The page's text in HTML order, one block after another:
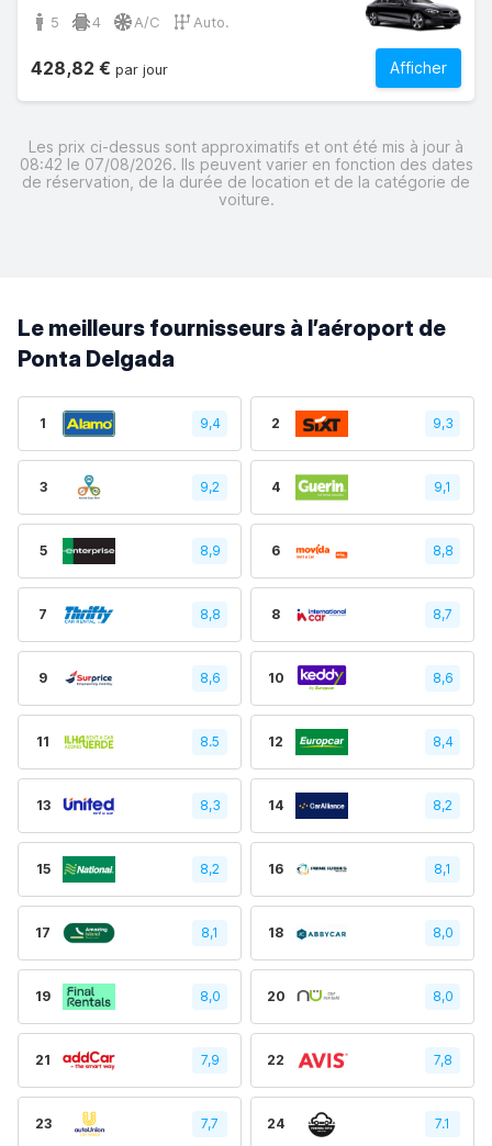
5 4 A/C Auto.
Afficher
428,82 € par jour
Les prix ci-dessus sont approximatifs et ont été mis à jour à
08:42 le 07/08/2026. Ils peuvent varier en fonction des dates
de réservation, de la durée de location et de la catégorie de
voiture.
Le meilleurs fournisseurs à l’aéroport de
Ponta Delgada
1 9,4 2 9,3
3 9,2 4 9,1
5 8,9 6 8,8
7 8,8 8 8,7
9 8,6 10 8,6
11 8.5 12 8,4
13 8,3 14 8,2
15 8,2 16 8,1
17 8,1 18 8,0
19 8,0 20 8,0
21 7,9 22 7,8
23 7,7 24 7.1